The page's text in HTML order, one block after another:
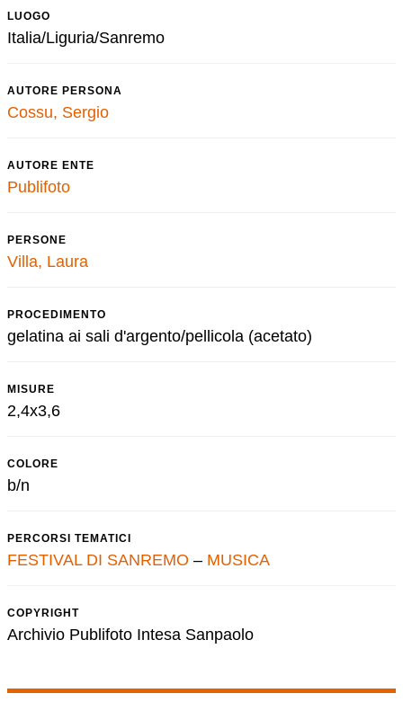
LUOGO
Italia/Liguria/Sanremo
AUTORE PERSONA
Cossu, Sergio
AUTORE ENTE
Publifoto
PERSONE
Villa, Laura
PROCEDIMENTO
gelatina ai sali d'argento/pellicola (acetato)
MISURE
2,4x3,6
COLORE
b/n
PERCORSI TEMATICI
FESTIVAL DI SANREMO – MUSICA
COPYRIGHT
Archivio Publifoto Intesa Sanpaolo